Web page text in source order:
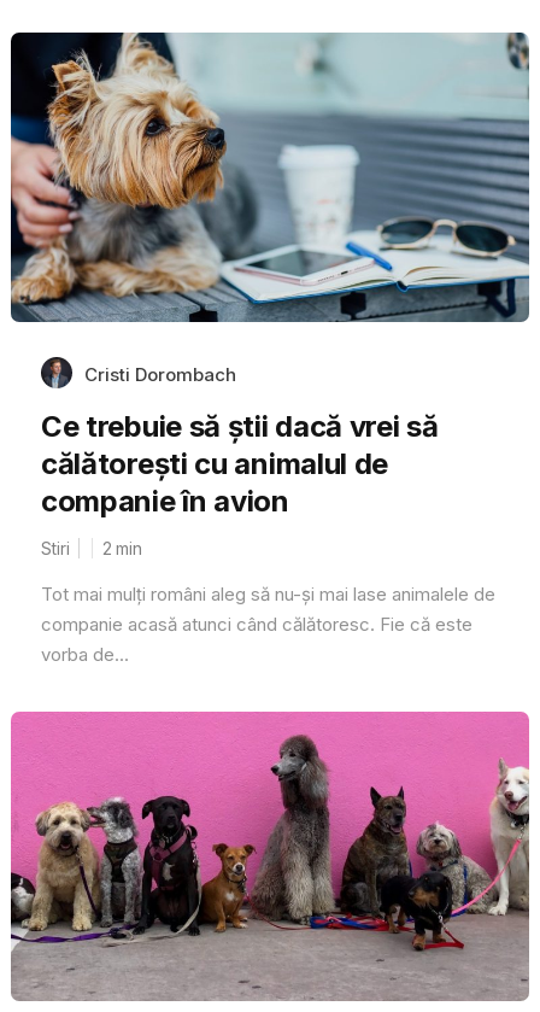
Cristi Dorombach
Ce trebuie să știi dacă vrei să
călătorești cu animalul de
companie în avion
Stiri 2 min
Tot mai mulți români aleg să nu-și mai lase animalele de
companie acasă atunci când călătoresc. Fie că este
vorba de...